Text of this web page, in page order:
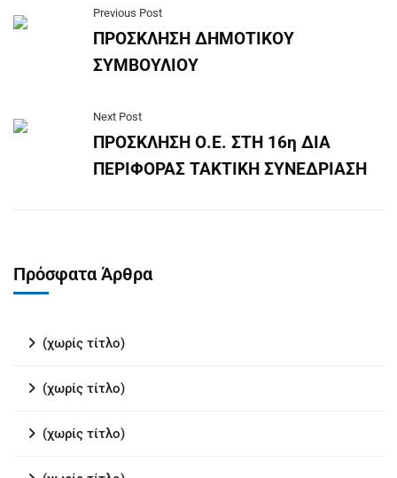
Previous Post
ΠΡΟΣΚΛΗΣΗ ΔΗΜΟΤΙΚΟΥ
ΣΥΜΒΟΥΛΙΟΥ
Next Post
ΠΡΟΣΚΛΗΣΗ Ο.Ε. ΣΤΗ 16η ΔΙΑ
ΠΕΡΙΦΟΡΑΣ ΤΑΚΤΙΚΗ ΣΥΝΕΔΡΙΑΣΗ
Πρόσφατα Άρθρα
(χωρίς τίτλο)
(χωρίς τίτλο)
(χωρίς τίτλο)